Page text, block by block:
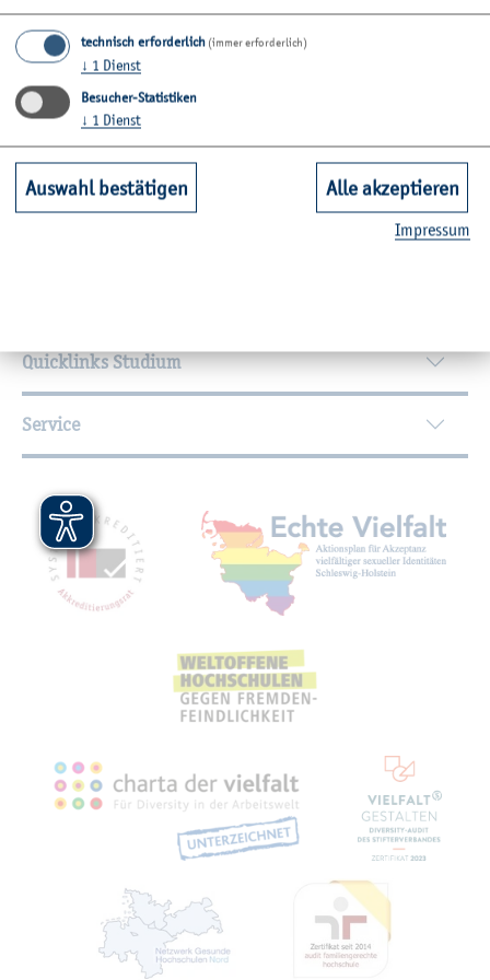
Raum: C02-1.22
Wei­ter­füh­ren­de In­for­ma­tio­nen
Quicklinks Studium
Service
Mit­glied­schaf­ten,
technisch erforderlich (immer erforderlich)
↓ 1 Dienst
Besucher-Statistiken
↓ 1 Dienst
Auswahl bestätigen Alle akzeptieren
Im­pres­sum